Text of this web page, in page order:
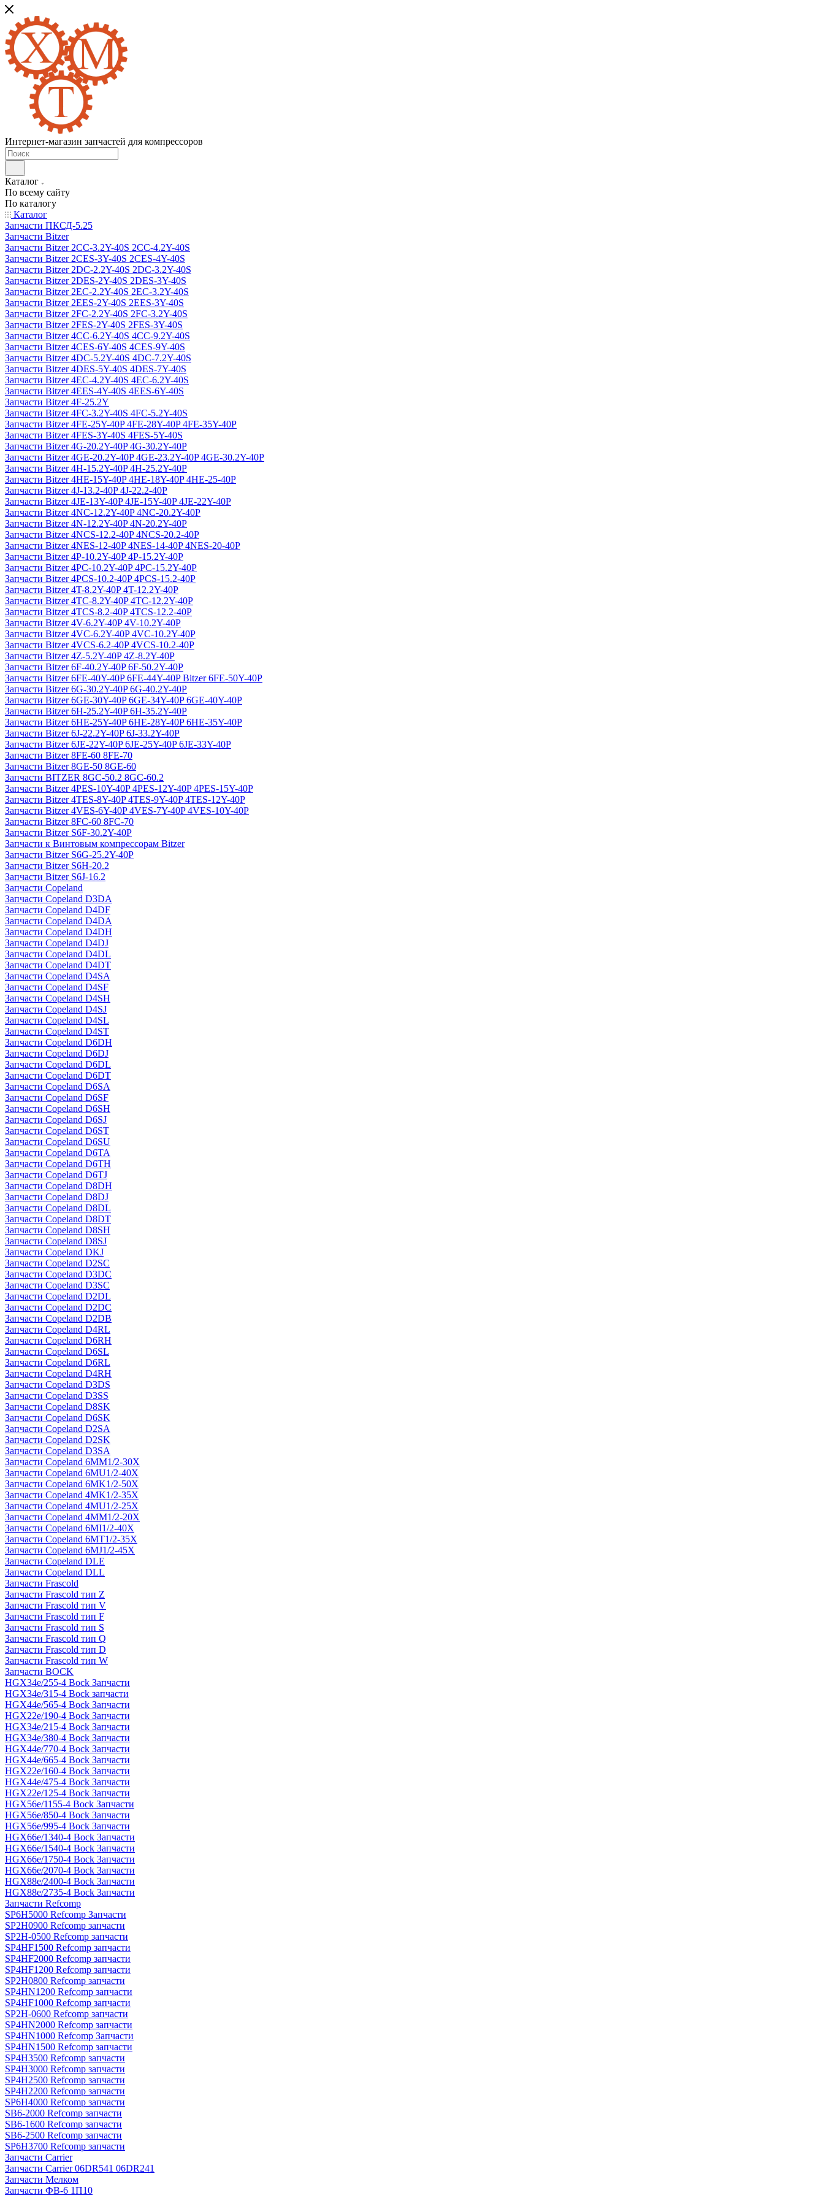
Интернет-магазин запчастей для компрессоров
Каталог
По всему сайту
По каталогу
Каталог
Запчасти ПКСД-5.25
Запчасти Bitzer
Запчасти Bitzer 2CC-3.2Y-40S 2CC-4.2Y-40S
Запчасти Bitzer 2CES-3Y-40S 2CES-4Y-40S
Запчасти Bitzer 2DC-2.2Y-40S 2DC-3.2Y-40S
Запчасти Bitzer 2DES-2Y-40S 2DES-3Y-40S
Запчасти Bitzer 2EC-2.2Y-40S 2EC-3.2Y-40S
Запчасти Bitzer 2EES-2Y-40S 2EES-3Y-40S
Запчасти Bitzer 2FC-2.2Y-40S 2FC-3.2Y-40S
Запчасти Bitzer 2FES-2Y-40S 2FES-3Y-40S
Запчасти Bitzer 4CC-6.2Y-40S 4CC-9.2Y-40S
Запчасти Bitzer 4CES-6Y-40S 4CES-9Y-40S
Запчасти Bitzer 4DC-5.2Y-40S 4DC-7.2Y-40S
Запчасти Bitzer 4DES-5Y-40S 4DES-7Y-40S
Запчасти Bitzer 4EC-4.2Y-40S 4EC-6.2Y-40S
Запчасти Bitzer 4EES-4Y-40S 4EES-6Y-40S
Запчасти Bitzer 4F-25.2Y
Запчасти Bitzer 4FC-3.2Y-40S 4FC-5.2Y-40S
Запчасти Bitzer 4FE-25Y-40P 4FE-28Y-40P 4FE-35Y-40P
Запчасти Bitzer 4FES-3Y-40S 4FES-5Y-40S
Запчасти Bitzer 4G-20.2Y-40P 4G-30.2Y-40P
Запчасти Bitzer 4GE-20.2Y-40P 4GE-23.2Y-40P 4GE-30.2Y-40P
Запчасти Bitzer 4H-15.2Y-40P 4H-25.2Y-40P
Запчасти Bitzer 4HE-15Y-40P 4HE-18Y-40P 4HE-25-40P
Запчасти Bitzer 4J‐13.2-40P 4J‐22.2-40P
Запчасти Bitzer 4JE-13Y-40P 4JE-15Y-40P 4JE-22Y-40P
Запчасти Bitzer 4NC-12.2Y-40P 4NC-20.2Y-40P
Запчасти Bitzer 4N-12.2Y-40P 4N-20.2Y-40P
Запчасти Bitzer 4NCS-12.2-40P 4NCS-20.2-40P
Запчасти Bitzer 4NES-12-40P 4NES-14-40P 4NES-20-40P
Запчасти Bitzer 4P-10.2Y-40P 4P-15.2Y-40P
Запчасти Bitzer 4PC-10.2Y-40P 4PC-15.2Y-40P
Запчасти Bitzer 4PCS-10.2-40P 4PCS-15.2-40P
Запчасти Bitzer 4T-8.2Y-40P 4T-12.2Y-40P
Запчасти Bitzer 4TC-8.2Y-40P 4TC-12.2Y-40P
Запчасти Bitzer 4TCS-8.2-40P 4TCS-12.2-40P
Запчасти Bitzer 4V-6.2Y-40P 4V-10.2Y-40P
Запчасти Bitzer 4VC-6.2Y-40P 4VC-10.2Y-40P
Запчасти Bitzer 4VCS-6.2-40P 4VCS-10.2-40P
Запчасти Bitzer 4Z-5.2Y-40P 4Z-8.2Y-40P
Запчасти Bitzer 6F-40.2Y-40P 6F-50.2Y-40P
Запчасти Bitzer 6FE-40Y-40P 6FE-44Y-40P Bitzer 6FE-50Y-40P
Запчасти Bitzer 6G-30.2Y-40P 6G-40.2Y-40P
Запчасти Bitzer 6GE-30Y-40P 6GE-34Y-40P 6GE-40Y-40P
Запчасти Bitzer 6H-25.2Y-40P 6H-35.2Y-40P
Запчасти Bitzer 6HE-25Y-40P 6HE-28Y-40P 6HE-35Y-40P
Запчасти Bitzer 6J-22.2Y-40P 6J-33.2Y-40P
Запчасти Bitzer 6JE-22Y-40P 6JE-25Y-40P 6JE-33Y-40P
Запчасти Bitzer 8FE-60 8FE-70
Запчасти Bitzer 8GE-50 8GE-60
Запчасти BITZER 8GC-50.2 8GC-60.2
Запчасти Bitzer 4PES-10Y-40P 4PES-12Y-40P 4PES-15Y-40P
Запчасти Bitzer 4TES-8Y-40P 4TES-9Y-40P 4TES-12Y-40P
Запчасти Bitzer 4VES-6Y-40P 4VES-7Y-40P 4VES-10Y-40P
Запчасти Bitzer 8FC-60 8FC-70
Запчасти Bitzer S6F-30.2Y-40P
Запчасти к Винтовым компрессорам Bitzer
Запчасти Bitzer S6G-25.2Y-40P
Запчасти Bitzer S6H-20.2
Запчасти Bitzer S6J-16.2
Запчасти Copeland
Запчасти Copeland D3DA
Запчасти Copeland D4DF
Запчасти Copeland D4DA
Запчасти Copeland D4DH
Запчасти Copeland D4DJ
Запчасти Copeland D4DL
Запчасти Copeland D4DT
Запчасти Copeland D4SA
Запчасти Copeland D4SF
Запчасти Copeland D4SH
Запчасти Copeland D4SJ
Запчасти Copeland D4SL
Запчасти Copeland D4ST
Запчасти Copeland D6DH
Запчасти Copeland D6DJ
Запчасти Copeland D6DL
Запчасти Copeland D6DT
Запчасти Copeland D6SA
Запчасти Copeland D6SF
Запчасти Copeland D6SH
Запчасти Copeland D6SJ
Запчасти Copeland D6ST
Запчасти Copeland D6SU
Запчасти Copeland D6TA
Запчасти Copeland D6TH
Запчасти Copeland D6TJ
Запчасти Copeland D8DH
Запчасти Copeland D8DJ
Запчасти Copeland D8DL
Запчасти Copeland D8DT
Запчасти Copeland D8SH
Запчасти Copeland D8SJ
Запчасти Copeland DKJ
Запчасти Copeland D2SC
Запчасти Copeland D3DC
Запчасти Copeland D3SC
Запчасти Copeland D2DL
Запчасти Copeland D2DC
Запчасти Copeland D2DB
Запчасти Copeland D4RL
Запчасти Copeland D6RH
Запчасти Copeland D6SL
Запчасти Copeland D6RL
Запчасти Copeland D4RH
Запчасти Copeland D3DS
Запчасти Copeland D3SS
Запчасти Copeland D8SK
Запчасти Copeland D6SK
Запчасти Copeland D2SA
Запчасти Copeland D2SK
Запчасти Copeland D3SA
Запчасти Copeland 6MM1/2-30X
Запчасти Copeland 6MU1/2-40X
Запчасти Copeland 6MK1/2-50X
Запчасти Copeland 4MK1/2-35X
Запчасти Copeland 4MU1/2-25X
Запчасти Copeland 4MM1/2-20X
Запчасти Copeland 6MI1/2-40X
Запчасти Copeland 6MT1/2-35X
Запчасти Copeland 6MJ1/2-45X
Запчасти Copeland DLE
Запчасти Copeland DLL
Запчасти Frascold
Запчасти Frascold тип Z
Запчасти Frascold тип V
Запчасти Frascold тип F
Запчасти Frascold тип S
Запчасти Frascold тип Q
Запчасти Frascold тип D
Запчасти Frascold тип W
Запчасти BOCK
HGX34e/255-4 Bock Запчасти
HGX34e/315-4 Bock запчасти
HGX44e/565-4 Bock Запчасти
HGX22e/190-4 Bock Запчасти
HGX34e/215-4 Bock Запчасти
HGX34e/380-4 Bock Запчасти
HGX44e/770-4 Bock Запчасти
HGX44e/665-4 Bock Запчасти
HGX22e/160-4 Bock Запчасти
HGX44e/475-4 Bock Запчасти
HGX22e/125-4 Bock Запчасти
HGX56e/1155-4 Bock Запчасти
HGX56e/850-4 Bock Запчасти
HGX56e/995-4 Bock Запчасти
HGX66e/1340-4 Bock Запчасти
HGX66e/1540-4 Bock Запчасти
HGX66e/1750-4 Bock Запчасти
HGX66e/2070-4 Bock Запчасти
HGX88e/2400-4 Bock Запчасти
HGX88e/2735-4 Bock Запчасти
Запчасти Refcomp
SP6H5000 Refcomp Запчасти
SP2H0900 Refcomp запчасти
SP2H-0500 Refcomp запчасти
SP4HF1500 Refcomp запчасти
SP4HF2000 Refcomp запчасти
SP4HF1200 Refcomp запчасти
SP2H0800 Refcomp запчасти
SP4HN1200 Refcomp запчасти
SP4HF1000 Refcomp запчасти
SP2H-0600 Refcomp запчасти
SP4HN2000 Refcomp запчасти
SP4HN1000 Refcomp Запчасти
SP4HN1500 Refcomp запчасти
SP4H3500 Refcomp запчасти
SP4H3000 Refcomp запчасти
SP4H2500 Refcomp запчасти
SP4H2200 Refcomp запчасти
SP6H4000 Refcomp запчасти
SB6-2000 Refcomp запчасти
SB6-1600 Refcomp запчасти
SB6-2500 Refcomp запчасти
SP6H3700 Refcomp запчасти
Запчасти Carrier
Запчасти Carrier 06DR541 06DR241
Запчасти Мелком
Запчасти ФВ-6 1П10